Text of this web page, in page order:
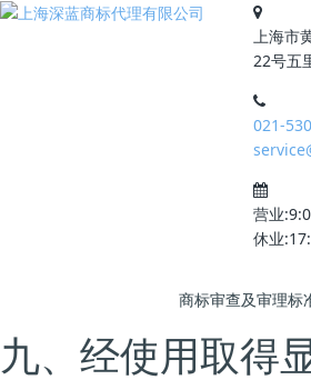
上海市
22号五
021-
营业
休业
商标审查及审理标
九、经使用取得